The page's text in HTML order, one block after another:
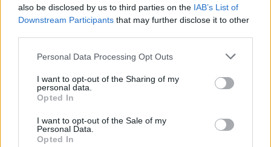
also be disclosed by us to third parties on the IAB’s List of
Downstream Participants that may further disclose it to other
Personal Data Processing Opt Outs
I want to opt-out of the Sharing of my
personal data.
Opted In
I want to opt-out of the Sale of my
Personal Data.
Opted In